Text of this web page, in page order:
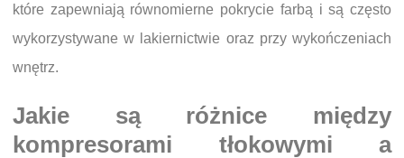
które zapewniają równomierne pokrycie farbą i są często
wykorzystywane w lakiernictwie oraz przy wykończeniach
wnętrz.
Jakie są różnice między
kompresorami tłokowymi a